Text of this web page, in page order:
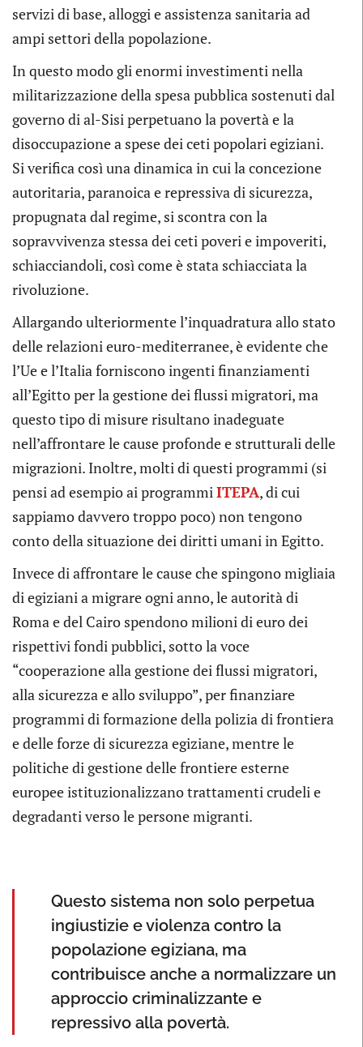
servizi di base, alloggi e assistenza sanitaria ad
ampi settori della popolazione.
In questo modo gli enormi investimenti nella
militarizzazione della spesa pubblica sostenuti dal
governo di al-Sisi perpetuano la povertà e la
disoccupazione a spese dei ceti popolari egiziani.
Si verifica così una dinamica in cui la concezione
autoritaria, paranoica e repressiva di sicurezza,
propugnata dal regime, si scontra con la
sopravvivenza stessa dei ceti poveri e impoveriti,
schiacciandoli, così come è stata schiacciata la
rivoluzione.
Allargando ulteriormente l’inquadratura allo stato
delle relazioni euro-mediterranee, è evidente che
l’Ue e l’Italia forniscono ingenti finanziamenti
all’Egitto per la gestione dei flussi migratori, ma
questo tipo di misure risultano inadeguate
nell’affrontare le cause profonde e strutturali delle
migrazioni. Inoltre, molti di questi programmi (si
pensi ad esempio ai programmiITEPA, di cui
sappiamo davvero troppo poco) non tengono
conto della situazione dei diritti umani in Egitto.
Invece di affrontare le cause che spingono migliaia
di egiziani a migrare ogni anno, le autorità di
Roma e del Cairo spendono milioni di euro dei
rispettivi fondi pubblici, sotto la voce
“cooperazione alla gestione dei flussi migratori,
alla sicurezza e allo sviluppo”, per finanziare
programmi di formazione della polizia di frontiera
e delle forze di sicurezza egiziane, mentre le
politiche di gestione delle frontiere esterne
europee istituzionalizzano trattamenti crudeli e
degradanti verso le persone migranti.
Questo sistema non solo perpetua
ingiustizie e violenza contro la
popolazione egiziana, ma
contribuisce anche a normalizzare un
approccio criminalizzante e
repressivo alla povertà.